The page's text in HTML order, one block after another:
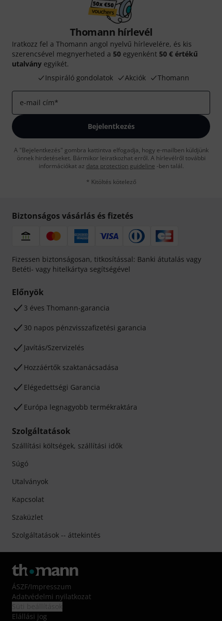
Thomann hírlevél
Iratkozz fel a Thomann angol nyelvű hírlevelére, és kis
szerencsével megnyerheted a 50 egyenként 50 € értékű
utalvány egyikét.
Inspiráló gondolatok
Akciók Thomann
e-mail cím*
Bejelentkezés
A "Bejelentkezés" gombra kattintva elfogadja, hogy e-mailben küldjünk
önnek hirdetéseket. Bármikor leiratkozhat erről. A hírlevélről további
információkat az data protection guideline -ben talál.
* Kitöltés kötelező
Biztonságos vásárlás és fizetés
Fizessen biztonságosan, titkosítással: Banki átutalás vagy
Betéti- vagy hitelkártya segítségével
Előnyök
3 éves Thomann-garancia
30 napos pénzvisszafizetési garancia
Javítás/Szervizelés
Hozzáértők szaktanácsadása
Elégedettségi Garancia
Európa legnagyobb termékraktára
Szolgáltatások
Szállítási költségek, szállítási idők
Súgó
Utalványok
Kapcsolat
Szaküzlet
Szolgáltatások -- áttekintés
ÁSZF/Impresszum
Adatvédelmi nyilatkozat
Elállási jog